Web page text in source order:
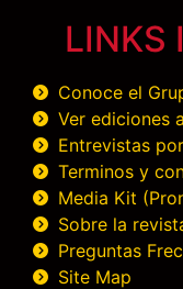
LINKS
Conoce el
Ver ediciones
Entrevistas
Terminos y
Media Kit
Sobre la
Preguntas
Site Map